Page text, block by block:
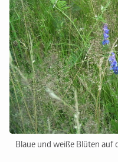
Blaue und weiße Blüten auf